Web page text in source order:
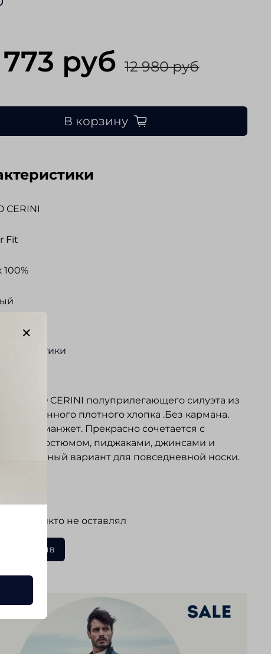
773 руб 12 980 руб
В корзину
CERINI
Fit
100%
30 С.
ENRICO CERINI полуприлегающего силуэта из
плотного хлопка .Без кармана.
манжет. Прекрасно сочетается с
костюмом, пиджаками, джинсами и
Отличный вариант для повседневной носки.
еще никто не оставлял
отзыв